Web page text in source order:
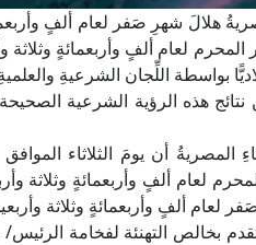
هلالَ شهرِ صَفر لعام ألفٍ
لعام ألفٍ وأربعمائةٍ
بواسطة اللِّجان الشرعيةِ
هذه الرؤية الشرعية
المصريةُ أن يومَ الثلاثاء
لعام ألفٍ وأربعمائةٍ وثلاثة
لعام ألفٍ وأربعمائةٍ وثلاثة
بخالص التهنئة لفخامة